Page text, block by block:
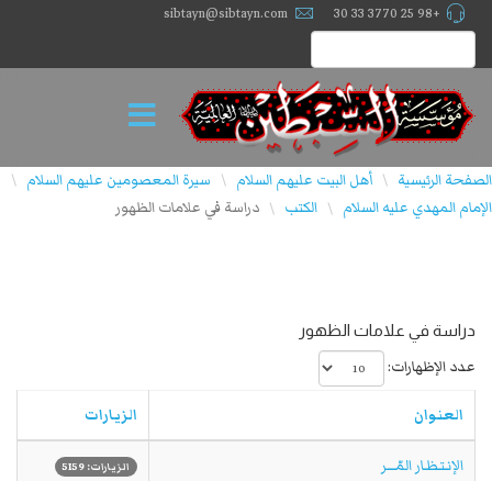
+98 25 3770 33 30
sibtayn@sibtayn.com
الصفحة الرئيسية \ أهل البيت عليهم السلام \ سيرة المعصومين عليهم السلام \
الإمام المهدي علیه السلام \ الكتب \ دراسة في علامات الظهور
دراسة في علامات الظهور
عدد الإظهارات:
العنوان الزيارات
الإنـتـظـار المّــــر الزيارات: 5159